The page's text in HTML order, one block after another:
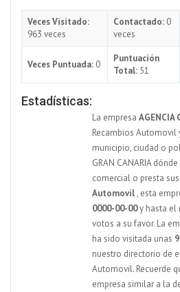
Veces Visitado:
963 veces
Contactado: 0
veces
Veces Puntuada: 0
Puntuación
Total: 51
Estadísticas:
La empresa AGENCIA
Recambios Automovil
municipio, ciudad o
GRAN CANARIA
comercial o presta
Automovil, esta
0000-00-00y hasta el
votos a su favor. La
ha sido visitada unas
nuestro directorio de
Automovil. Recuerde
empresa similar a la